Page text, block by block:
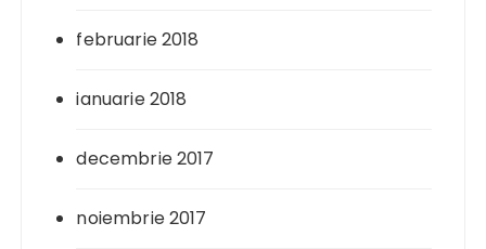
februarie 2018
ianuarie 2018
decembrie 2017
noiembrie 2017